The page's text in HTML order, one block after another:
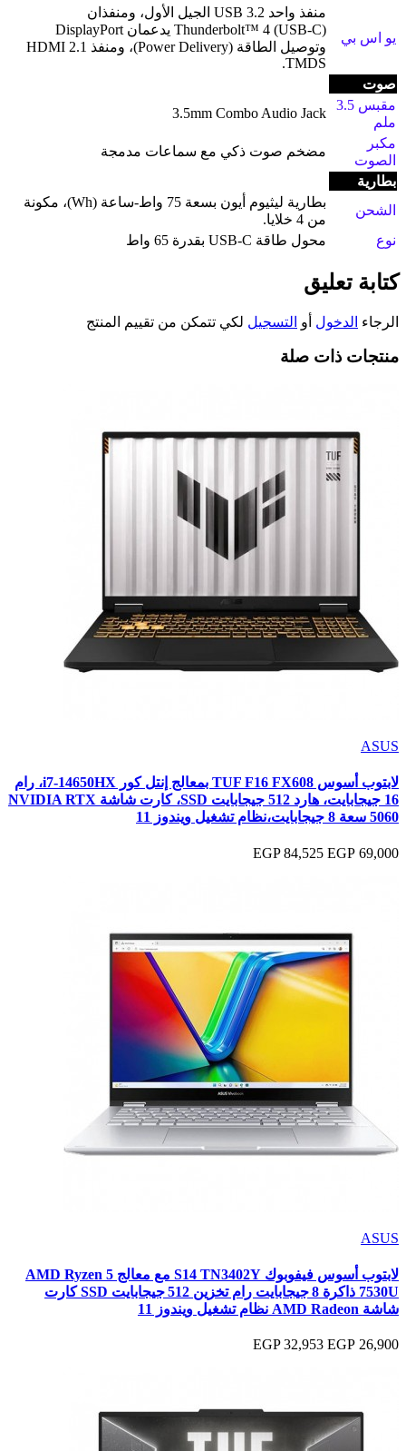
يو اس بي
منفذ واحد USB 3.2 الجيل الأول، ومنفذان
Thunderbolt™ 4 (USB-C) يدعمان DisplayPort
وتوصيل الطاقة (Power Delivery)، ومنفذ HDMI 2.1
TMDS.
صوت
مقبس 3.5
ملم
3.5mm Combo Audio Jack
مكبر
الصوت
مضخم صوت ذكي مع سماعات مدمجة
بطارية
الشحن
بطارية ليثيوم أيون بسعة 75 واط-ساعة (Wh)، مكونة
من 4 خلايا.
نوع
محول طاقة USB-C بقدرة 65 واط
كتابة تعليق
الرجاء الدخول أو التسجيل لكي تتمكن من تقييم المنتج
منتجات ذات صلة
ASUS
لابتوب أسوس TUF F16 FX608 بمعالج إنتل كور i7-14650HX، رام
16 جيجابايت، هارد 512 جيجابايت SSD، كارت شاشة NVIDIA RTX
5060 سعة 8 جيجابايت،نظام تشغيل ويندوز 11
69,000 EGP
84,525 EGP
ASUS
لابتوب أسوس فيفوبوك S14 TN3402Y مع معالج AMD Ryzen 5
7530U ذاكرة 8 جيجابايت رام تخزين 512 جيجابايت SSD كارت
شاشة AMD Radeon نظام تشغيل ويندوز 11
26,900 EGP
32,953 EGP